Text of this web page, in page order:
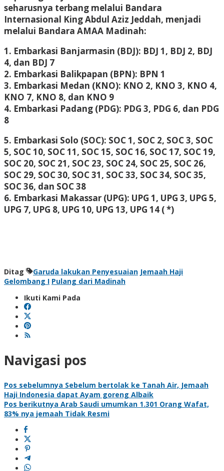
seharusnya terbang melalui Bandara
Internasional King Abdul Aziz Jeddah, menjadi
melalui Bandara AMAA Madinah:
1. Embarkasi Banjarmasin (BDJ): BDJ 1, BDJ 2, BDJ
4, dan BDJ 7
2. Embarkasi Balikpapan (BPN): BPN 1
3. Embarkasi Medan (KNO): KNO 2, KNO 3, KNO 4,
KNO 7, KNO 8, dan KNO 9
4. Embarkasi Padang (PDG): PDG 3, PDG 6, dan PDG
8
5. Embarkasi Solo (SOC): SOC 1, SOC 2, SOC 3, SOC
5, SOC 10, SOC 11, SOC 15, SOC 16, SOC 17, SOC 19,
SOC 20, SOC 21, SOC 23, SOC 24, SOC 25, SOC 26,
SOC 29, SOC 30, SOC 31, SOC 33, SOC 34, SOC 35,
SOC 36, dan SOC 38
6. Embarkasi Makassar (UPG): UPG 1, UPG 3, UPG 5,
UPG 7, UPG 8, UPG 10, UPG 13, UPG 14 ( *)
Ditag Garuda lakukan Penyesuaian Jemaah Haji
Gelombang I Pulang dari Madinah
Ikuti Kami Pada
Navigasi pos
Pos sebelumnya Sebelum bertolak ke Tanah Air, Jemaah
Haji Indonesia dapat Ayam goreng Albaik
Pos berikutnya Arab Saudi umumkan 1.301 Orang Wafat,
83% nya jemaah Tidak Resmi